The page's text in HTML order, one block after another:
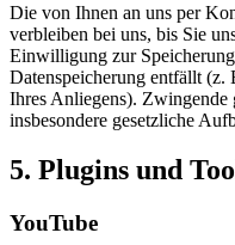
Die von Ihnen an uns per
verbleiben bei uns, bis Sie
Einwilligung zur
Datenspeicherung entfällt (z.
Ihres Anliegens). Zwingende
insbesondere gesetzliche
5. Plugins und
YouTube